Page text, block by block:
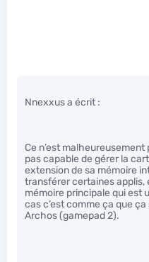
Nnexxus a écrit :
Ce n’est
pas capable de gérer la
extension de sa mémoire
transférer certaines applis,
mémoire principale qui est
cas c’est comme ça que
Archos (gamepad 2).